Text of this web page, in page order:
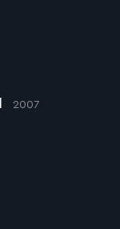
2007